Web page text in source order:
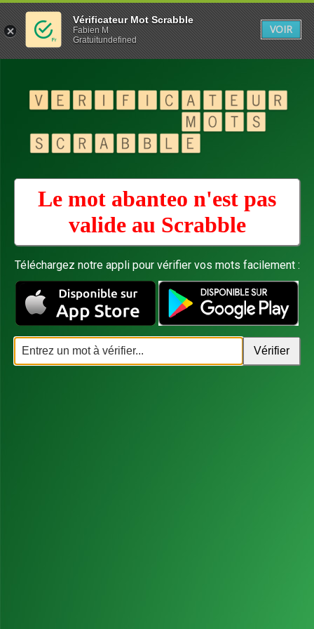
Le mot abanteo n'est pas
valide au Scrabble
Téléchargez notre appli pour vérifier vos mots facilement :
Vérificateur Mot Scrabble
Fabien M
Gratuitundefined
VOIR